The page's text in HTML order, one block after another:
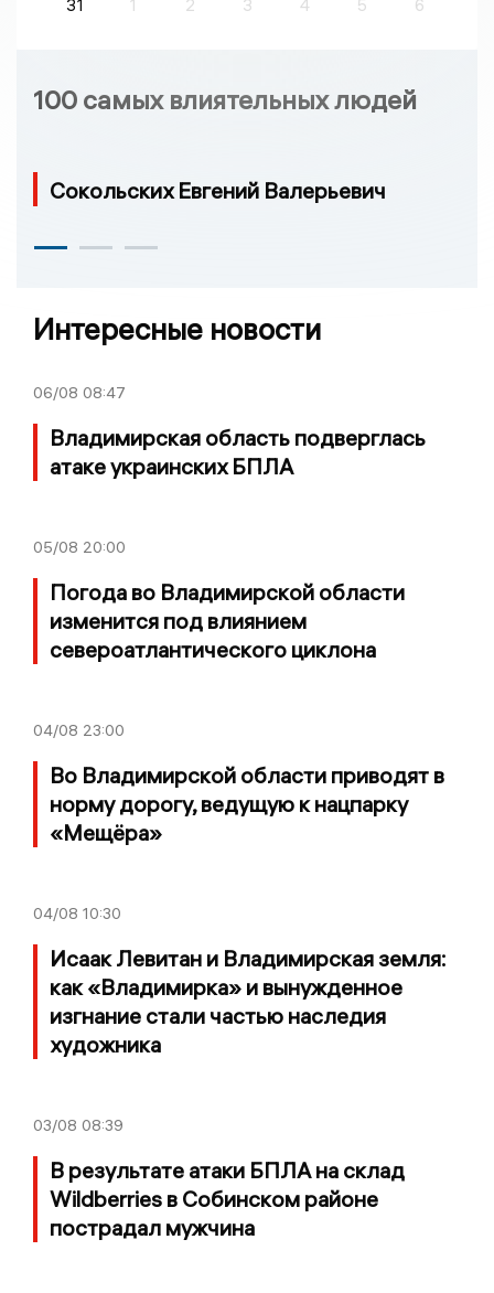
31
1 2 3 4 5 6
100 самых влиятельных людей
Сокольских Евгений Валерьевич
Интересные новости
06/08 08:47
Владимирская область подверглась
атаке украинских БПЛА
05/08 20:00
Погода во Владимирской области
изменится под влиянием
североатлантического циклона
04/08 23:00
Во Владимирской области приводят в
норму дорогу, ведущую к нацпарку
«Мещёра»
04/08 10:30
Исаак Левитан и Владимирская земля:
как «Владимирка» и вынужденное
изгнание стали частью наследия
художника
03/08 08:39
В результате атаки БПЛА на склад
Wildberries в Собинском районе
пострадал мужчина